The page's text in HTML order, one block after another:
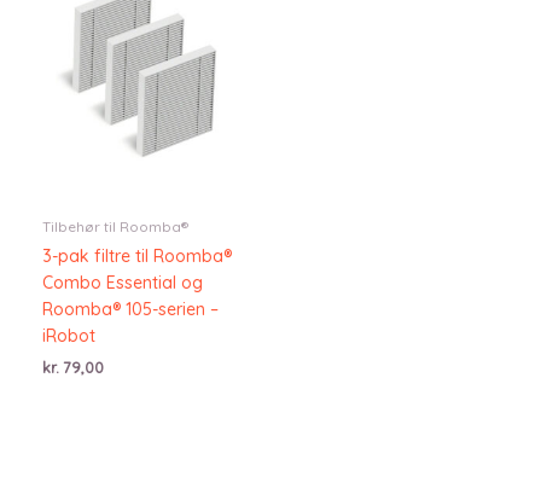
Tilbehør til Roomba®
3-pak filtre til Roomba®
Combo Essential og
Roomba® 105-serien –
iRobot
kr. 79,00